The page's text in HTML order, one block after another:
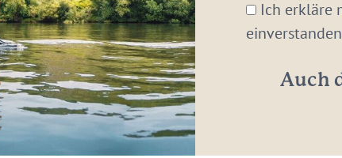
Mail-
Adresse:
Ich erkläre
Auch